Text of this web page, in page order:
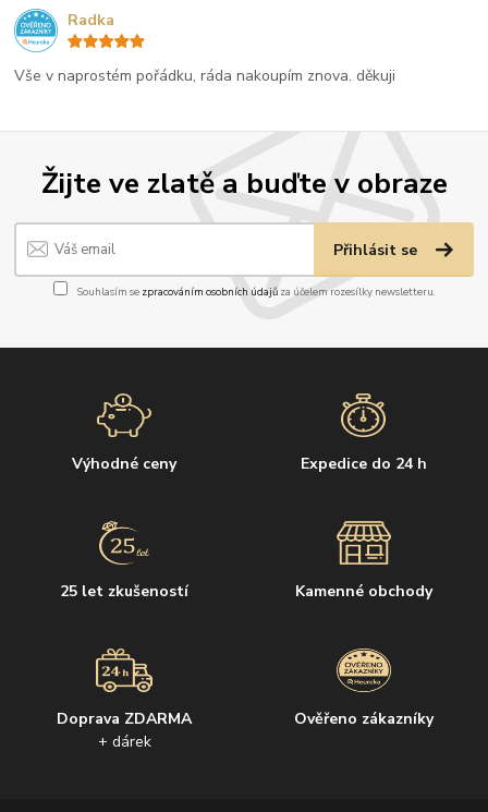
Žijte ve zlatě a buďte v obraze
Přihlásit se
Souhlasím se zpracováním osobních údajůza účelem rozesílky newsletteru.
Výhodné ceny Expedice do 24 h
25 let zkušeností Kamenné obchody
Doprava ZDARMA
+ dárek
Ověřeno zákazníky
Vše v naprostém pořádku, ráda nakoupím znova. děkuji
Radka